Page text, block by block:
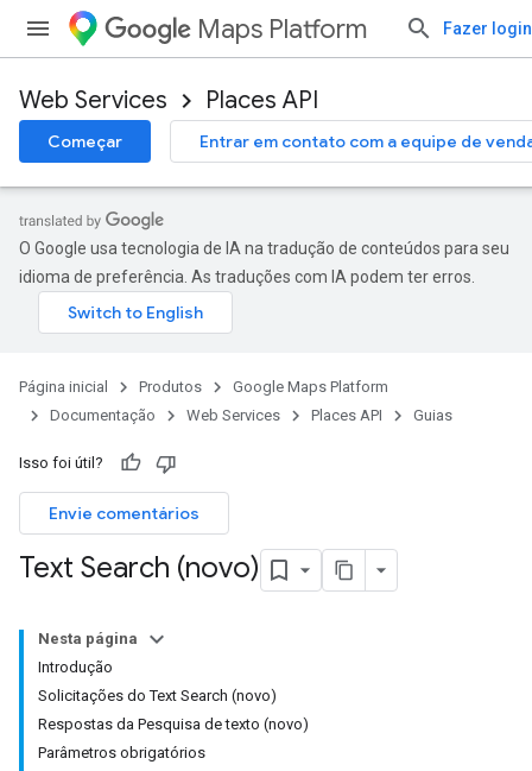
Maps Platform Fazer login
Web Services Places API
Começar Entrar em contato com a equipe de
O Google usa tecnologia de IA na tradução de conteúdos para seu
idioma de preferência. As traduções com IA podem ter erros.
Página inicial Produtos
Google Maps Platform
Documentação
Web Services Places API Guias
Isso foi útil?
Envie comentários
Text Search (novo)
Nesta página
Introdução
Solicitações do Text Search (novo)
Respostas da Pesquisa de texto (novo)
Parâmetros obrigatórios